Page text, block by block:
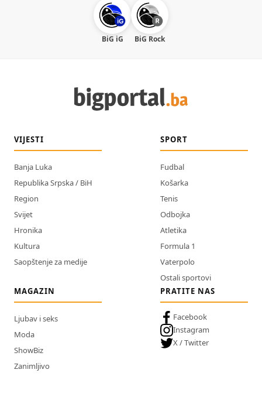
BiG iG BiG Rock
VIJESTI
Banja Luka
Republika Srpska / BiH
Region
Svijet
Hronika
Kultura
Saopštenje za medije
SPORT
Fudbal
Košarka
Tenis
Odbojka
Atletika
Formula 1
Vaterpolo
Ostali sportovi
MAGAZIN
Ljubav i seks
Moda
ShowBiz
Zanimljivo
PRATITE NAS
Facebook
Instagram
X / Twitter